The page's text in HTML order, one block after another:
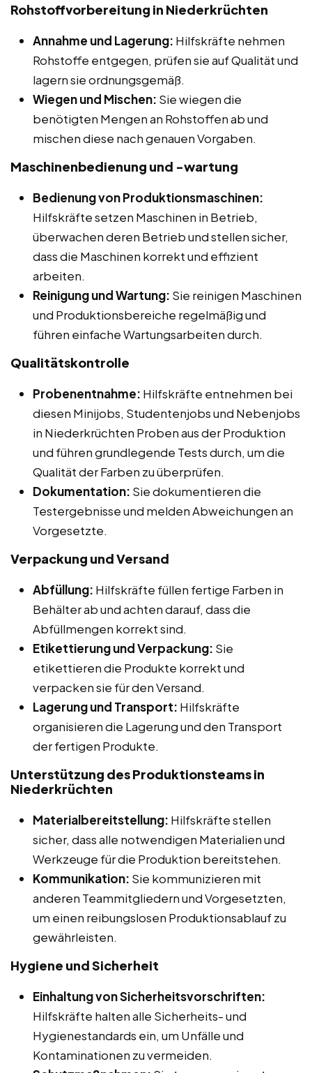
Rohstoffvorbereitung in Niederkrüchten
Annahme und Lagerung: Hilfskräfte nehmen
Rohstoffe entgegen, prüfen sie auf Qualität und
lagern sie ordnungsgemäß.
Wiegen und Mischen: Sie wiegen die
benötigten Mengen an Rohstoffen ab und
mischen diese nach genauen Vorgaben.
Maschinenbedienung und -wartung
Bedienung von Produktionsmaschinen:
Hilfskräfte setzen Maschinen in Betrieb,
überwachen deren Betrieb und stellen sicher,
dass die Maschinen korrekt und effizient
arbeiten.
Reinigung und Wartung: Sie reinigen Maschinen
und Produktionsbereiche regelmäßig und
führen einfache Wartungsarbeiten durch.
Qualitätskontrolle
Probenentnahme: Hilfskräfte entnehmen bei
diesen Minijobs, Studentenjobs und Nebenjobs
in Niederkrüchten Proben aus der Produktion
und führen grundlegende Tests durch, um die
Qualität der Farben zu überprüfen.
Dokumentation: Sie dokumentieren die
Testergebnisse und melden Abweichungen an
Vorgesetzte.
Verpackung und Versand
Abfüllung: Hilfskräfte füllen fertige Farben in
Behälter ab und achten darauf, dass die
Abfüllmengen korrekt sind.
Etikettierung und Verpackung: Sie
etikettieren die Produkte korrekt und
verpacken sie für den Versand.
Lagerung und Transport: Hilfskräfte
organisieren die Lagerung und den Transport
der fertigen Produkte.
Unterstützung des Produktionsteams in
Niederkrüchten
Materialbereitstellung: Hilfskräfte stellen
sicher, dass alle notwendigen Materialien und
Werkzeuge für die Produktion bereitstehen.
Kommunikation: Sie kommunizieren mit
anderen Teammitgliedern und Vorgesetzten,
um einen reibungslosen Produktionsablauf zu
gewährleisten.
Hygiene und Sicherheit
Einhaltung von Sicherheitsvorschriften:
Hilfskräfte halten alle Sicherheits- und
Hygienestandards ein, um Unfälle und
Kontaminationen zu vermeiden.